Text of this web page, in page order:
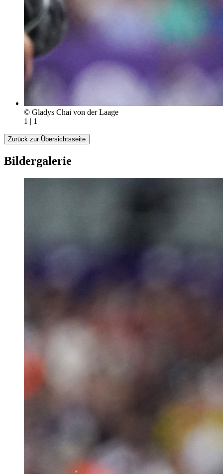
© Gladys Chai von der Laage
1 | 1
Zurück zur Übersichtsseite
Bildergalerie